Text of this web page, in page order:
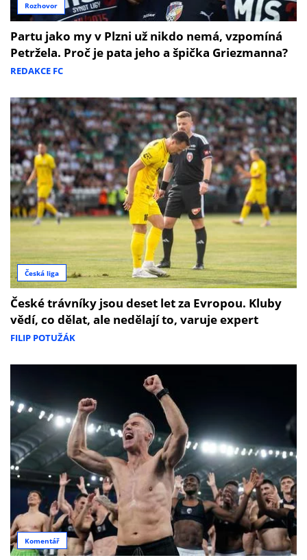
Rozhovor
Partu jako my v Plzni už nikdo nemá, vzpomíná
Petržela. Proč je pata jeho a špička Griezmanna?
REDAKCE FC
Česká liga
České trávníky jsou deset let za Evropou. Kluby
vědí, co dělat, ale nedělají to, varuje expert
FILIP POTUŽÁK
Komentář